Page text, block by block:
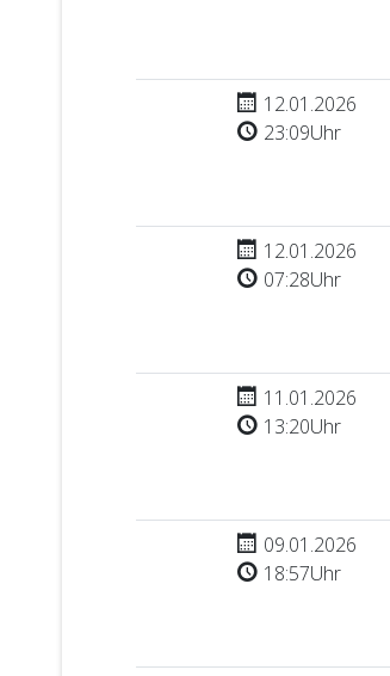
12.01.2026
23:09Uhr
12.01.2026
07:28Uhr
11.01.2026
13:20Uhr
09.01.2026
18:57Uhr